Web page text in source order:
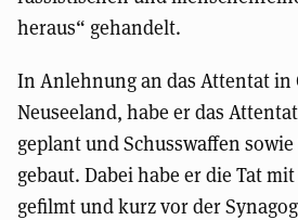
heraus“ gehandelt.
In Anlehnung an das Attentat in
Neuseeland, habe er das
geplant und Schusswaffen
gebaut. Dabei habe er die Tat
gefilmt und kurz vor der